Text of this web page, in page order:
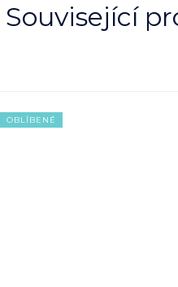
Související
OBLÍBENÉ